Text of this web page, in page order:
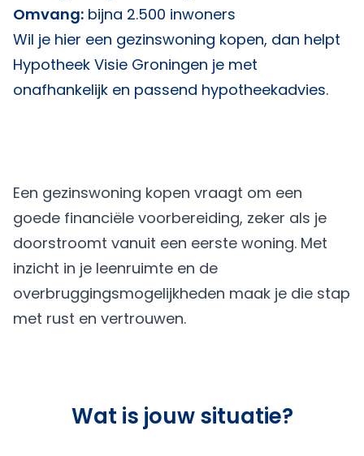
Omvang: bijna 2.500 inwoners
Wil je hier een gezinswoning kopen, dan helpt
Hypotheek Visie Groningen je met
onafhankelijk en passend hypotheekadvies.
Een gezinswoning kopen vraagt om een
goede financiële voorbereiding, zeker als je
doorstroomt vanuit een eerste woning. Met
inzicht in je leenruimte en de
overbruggingsmogelijkheden maak je die stap
met rust en vertrouwen.
Wat is jouw situatie?